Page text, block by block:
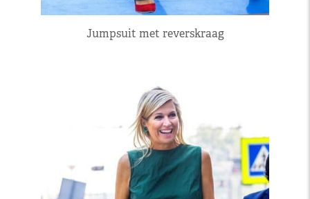
Jumpsuit met reverskraag